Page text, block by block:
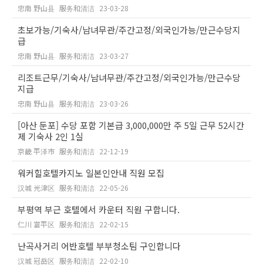
忠南 野山县 服务和清洁 23-03-28
초보가능/기숙사/남녀무관/주간고정/외국인가능/만근수당지
급
忠南 野山县 服务和清洁 23-03-27
리조트근무/기숙사/남녀무관/주간고정/외국인가능/만근수당
지급
忠南 野山县 服务和清洁 23-03-26
[아산 둔포] 수당 포함 기본급 3,000,000만 주 5일 근무 52시간
제 기숙사 2인 1실
京畿 平泽市 服务和清洁 22-12-19
워커힐호텔카지노 일본인안내 직원 모집
汉城 光津区 服务和清洁 22-05-26
부평역 부근 호텔에서 카운터 직원 구합니다.
仁川 富平区 服务和清洁 22-02-15
난곡사거리 어반호텔 부부청소팀 구인합니다
汉城 冠岳区 服务和清洁 22-02-10